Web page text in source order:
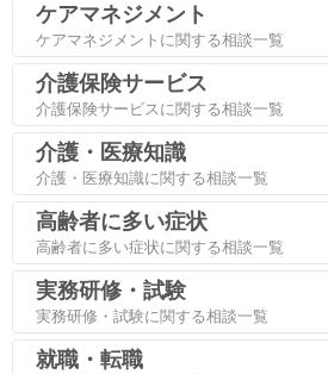
ケアマネジメント
ケアマネジメントに関する相談一覧
介護保険サービス
介護保険サービスに関する相談一覧
介護・医療知識
介護・医療知識に関する相談一覧
高齢者に多い症状
高齢者に多い症状に関する相談一覧
実務研修・試験
実務研修・試験に関する相談一覧
就職・転職